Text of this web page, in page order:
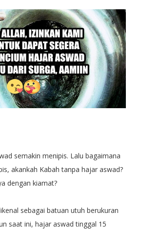
semakin menipis. Lalu bagaimana
akankah Kabah tanpa hajar aswad?
dengan kiamat?
sebagai batuan utuh berukuran
saat ini, hajar aswad tinggal 15